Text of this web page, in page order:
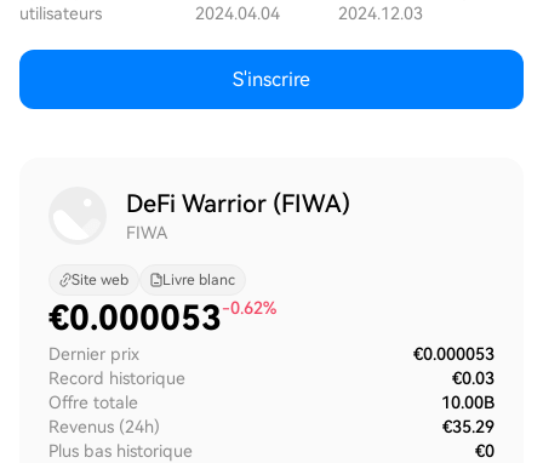
utilisateurs
2024.04.04
2024.12.03
S'inscrire
DeFi Warrior (FIWA)
FIWA
Site web Livre blanc
€0.000053-0.62%
Dernier prix
€0.000053
Record historique
€0.03
Offre totale
10.00B
Revenus (24h)
€35.29
Plus bas historique
€0